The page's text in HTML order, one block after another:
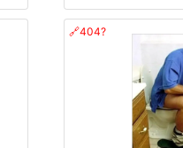
🔗404?